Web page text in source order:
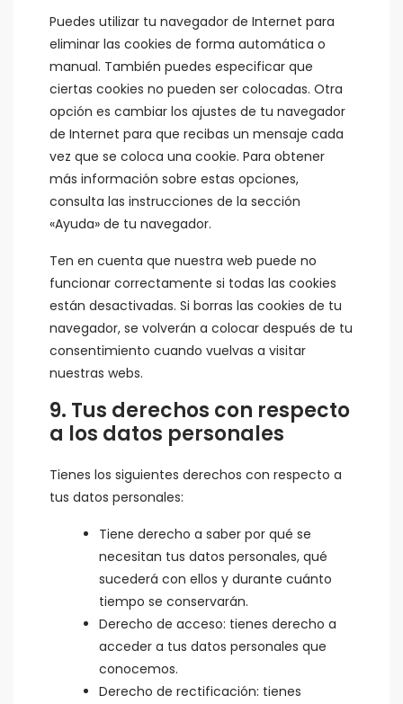
Puedes utilizar tu navegador de Internet para
eliminar las cookies de forma automática o
manual. También puedes especificar que
ciertas cookies no pueden ser colocadas. Otra
opción es cambiar los ajustes de tu navegador
de Internet para que recibas un mensaje cada
vez que se coloca una cookie. Para obtener
más información sobre estas opciones,
consulta las instrucciones de la sección
«Ayuda» de tu navegador.
Ten en cuenta que nuestra web puede no
funcionar correctamente si todas las cookies
están desactivadas. Si borras las cookies de tu
navegador, se volverán a colocar después de tu
consentimiento cuando vuelvas a visitar
nuestras webs.
9. Tus derechos con respecto
a los datos personales
Tienes los siguientes derechos con respecto a
tus datos personales:
Tiene derecho a saber por qué se
necesitan tus datos personales, qué
sucederá con ellos y durante cuánto
tiempo se conservarán.
Derecho de acceso: tienes derecho a
acceder a tus datos personales que
conocemos.
Derecho de rectificación: tienes